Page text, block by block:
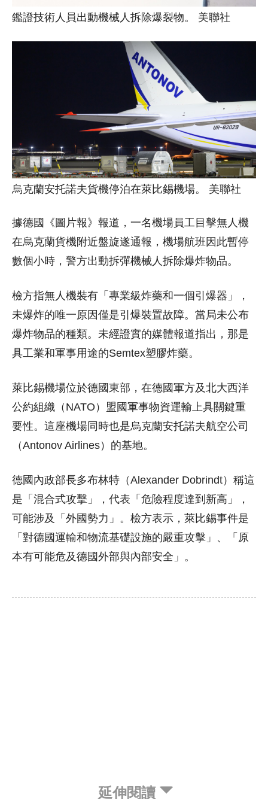
鑑證技術人員出動機械人拆除爆裂物。 美聯社
烏克蘭安托諾夫貨機停泊在萊比錫機場。 美聯社
據德國《圖片報》報道，一名機場員工目擊無人機
在烏克蘭貨機附近盤旋遂通報，機場航班因此暫停
數個小時，警方出動拆彈機械人拆除爆炸物品。
檢方指無人機裝有「專業級炸藥和一個引爆器」，
未爆炸的唯一原因僅是引爆裝置故障。當局未公布
爆炸物品的種類。未經證實的媒體報道指出，那是
具工業和軍事用途的Semtex塑膠炸藥。
萊比錫機場位於德國東部，在德國軍方及北大西洋
公約組織（NATO）盟國軍事物資運輸上具關鍵重
要性。這座機場同時也是烏克蘭安托諾夫航空公司
（Antonov Airlines）的基地。
德國內政部長多布林特（Alexander Dobrindt）稱這
是「混合式攻擊」，代表「危險程度達到新高」，
可能涉及「外國勢力」。檢方表示，萊比錫事件是
「對德國運輸和物流基礎設施的嚴重攻擊」、「原
本有可能危及德國外部與內部安全」。
延伸閱讀